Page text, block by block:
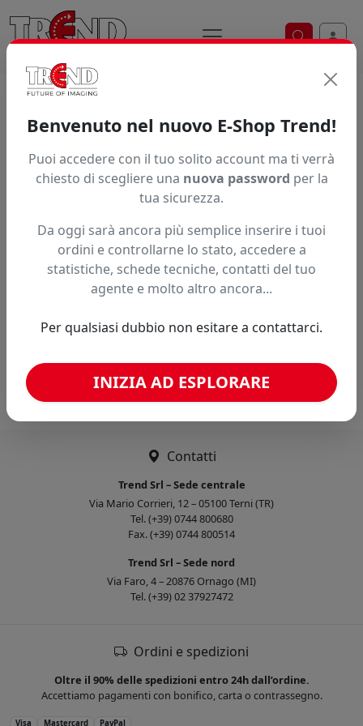
Ricerca
Articolo non trovato.
Hai trovato questo prodotto ad un prezzo più basso?
Fai una segnalazione
Confronta con articoli simili
Caricamento confronto...
Contatti
Trend Srl – Sede centrale
Via Mario Corrieri, 12 – 05100 Terni (TR)
Tel. (+39) 0744 800680
Fax. (+39) 0744 800514
Trend Srl – Sede nord
Via Faro, 4 – 20876 Ornago (MI)
Tel. (+39) 02 37927472
Ordini e spedizioni
Oltre il 90% delle spedizioni entro 24h dall’ordine.
Accettiamo pagamenti con bonifico, carta o contrassegno.
Visa Mastercard PayPal
Benvenuto nel nuovo E-Shop Trend!
Puoi accedere con il tuo solito account ma ti verrà
chiesto di scegliere una nuova password per la
tua sicurezza.
Da oggi sarà ancora più semplice inserire i tuoi
ordini e controllarne lo stato, accedere a
statistiche, schede tecniche, contatti del tuo
agente e molto altro ancora...
Per qualsiasi dubbio non esitare a contattarci.
INIZIA AD ESPLORARE